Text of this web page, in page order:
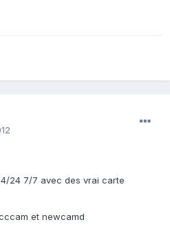
24 7/7 avec des vrai carte
et newcamd